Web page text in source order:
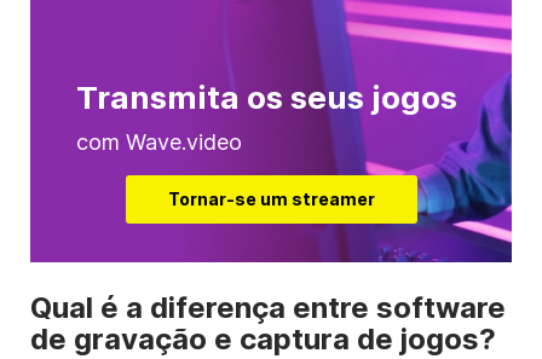
Transmita os seus jogos
com Wave.video
Tornar-se um streamer
Qual é a diferença entre software
de gravação e captura de jogos?